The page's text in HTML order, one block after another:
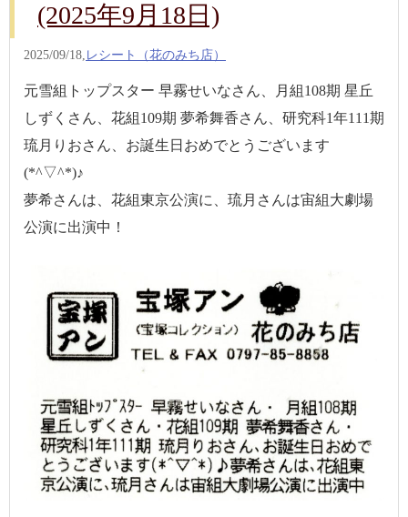
(2025年9月18日)
2025/09/18, レシート（花のみち店）
元雪組トップスター 早霧せいなさん、月組108期 星丘
しずくさん、花組109期 夢希舞香さん、研究科1年111期
琉月りおさん、お誕生日おめでとうございます
(*^▽^*)♪
夢希さんは、花組東京公演に、琉月さんは宙組大劇場
公演に出演中！